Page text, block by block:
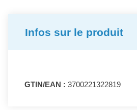
Infos sur le produit
GTIN/EAN : 3700221322819